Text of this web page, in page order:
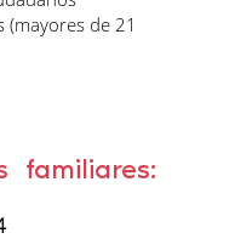
(mayores de 21
familiares: